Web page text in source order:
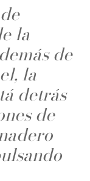
la
de
la
detrás
de